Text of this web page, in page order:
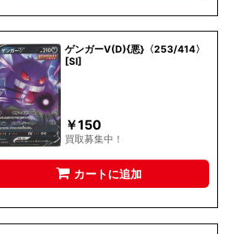
ゲンガーV(D){悪}〈253/414〉
[SI]
￥150
買取募集中！
カートに追加